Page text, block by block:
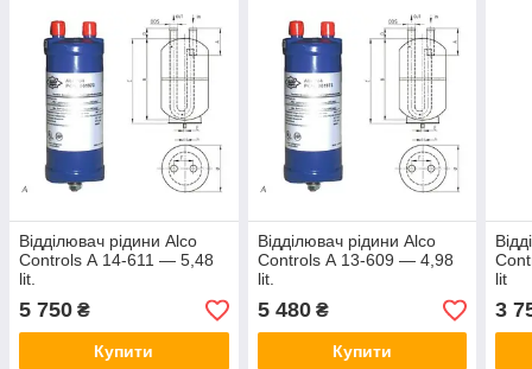
Відділювач рідини Alco
Controls А 14-611 — 5,48
lit.
5 750 ₴
Купити
Відділювач рідини Alco
Controls А 13-609 — 4,98
lit.
5 480₴
Купити
lit
3